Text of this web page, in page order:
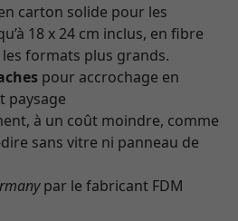
carton solide pour les
18 x 24 cm inclus, en fibre
formats plus grands.
pour accrochage en
paysage
à un coût moindre, comme
dire sans vitre ni panneau de
par le fabricant FDM